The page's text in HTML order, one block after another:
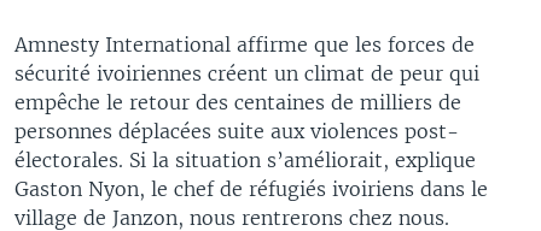
Amnesty International affirme que les forces de
sécurité ivoiriennes créent un climat de peur qui
empêche le retour des centaines de milliers de
personnes déplacées suite aux violences post-
électorales. Si la situation s’améliorait, explique
Gaston Nyon, le chef de réfugiés ivoiriens dans le
village de Janzon, nous rentrerons chez nous.